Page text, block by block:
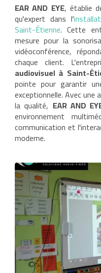
EAR AND EYE, établie
qu'expert dans l'
Saint-Étienne. Cette
mesure pour la
vidéoconférence,
chaque client.
audiovisuel à Saint-
pointe pour garantir
exceptionnelle. Avec
la qualité, EAR AND
environnement
communication et
moderne.